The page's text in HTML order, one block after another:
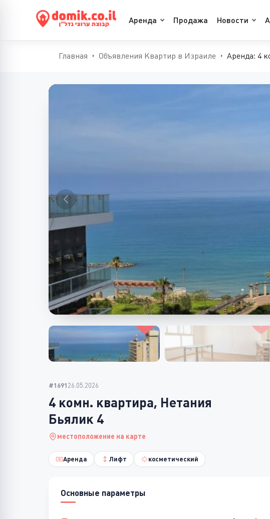
Аренда Продажа Новости
Главная Объявления Квартир в Израиле Аренда: 4
#1691 26.05.2026
4 комн. квартира, Нетания
Бьялик 4
местоположение на карте
Аренда Лифт косметический
Основные параметры